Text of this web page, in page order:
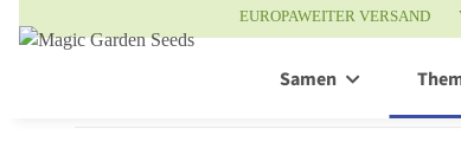
EUROPAWEITER VERSAND
Samen